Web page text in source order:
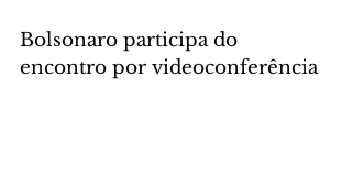
Bolsonaro participa do
encontro por videoconferência